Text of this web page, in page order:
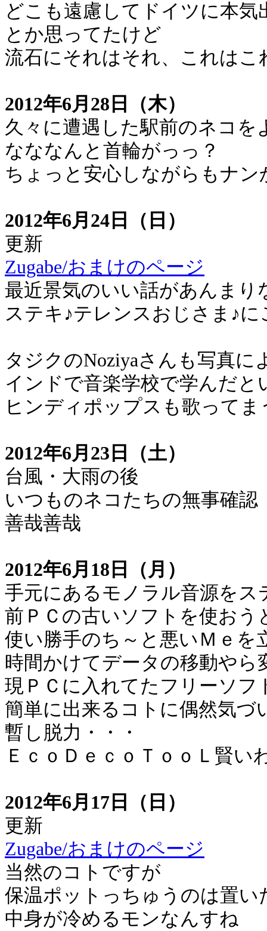
どこも遠慮してドイツに本
とか思ってたけど
流石にそれはそれ、これはこ
2012年6月28日（木）
久々に遭遇した駅前のネコを
なななんと首輪がっっ？
ちょっと安心しながらもナ
2012年6月24日（日）
更新
Zugabe/おまけのページ
最近景気のいい話があんまり
ステキ♪テレンスおじさま♪
タジクのNoziyaさんも写真
インドで音楽学校で学んだと
ヒンディポップスも歌ってま
2012年6月23日（土）
台風・大雨の後
いつものネコたちの無事確認
善哉善哉
2012年6月18日（月）
手元にあるモノラル音源をス
前ＰＣの古いソフトを使おう
使い勝手のち～と悪いＭｅを
時間かけてデータの移動やら
現ＰＣに入れてたフリーソフ
簡単に出来るコトに偶然気づ
暫し脱力・・・
ＥｃｏＤｅｃｏＴｏｏＬ賢い
2012年6月17日（日）
更新
Zugabe/おまけのページ
当然のコトですが
保温ポットっちゅうのは置い
中身が冷めるモンなんすね